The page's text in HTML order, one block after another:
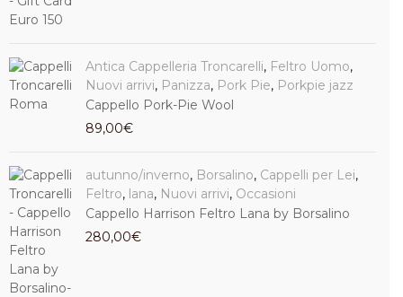
Antica Cappelleria Troncarelli, Feltro Uomo,
Nuovi arrivi, Panizza, Pork Pie, Porkpie jazz
Cappello Pork-Pie Wool
89,00€
autunno/inverno, Borsalino, Cappelli per Lei,
Feltro, lana, Nuovi arrivi, Occasioni
Cappello Harrison Feltro Lana by Borsalino
280,00€